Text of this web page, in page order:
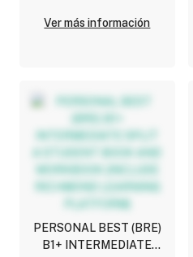
Ver más información
PERSONAL BEST (BRE)
B1+ INTERMEDIATE